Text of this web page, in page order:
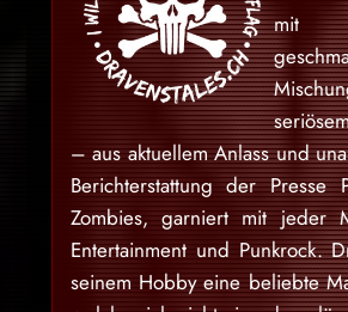
mit
– aus aktuellem Anlass und
Berichterstattung der
Zombies, garniert mit jeder
Entertainment und Punkrock.
seinem Hobby eine beliebte